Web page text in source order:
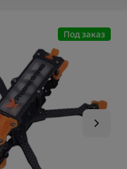
Под заказ